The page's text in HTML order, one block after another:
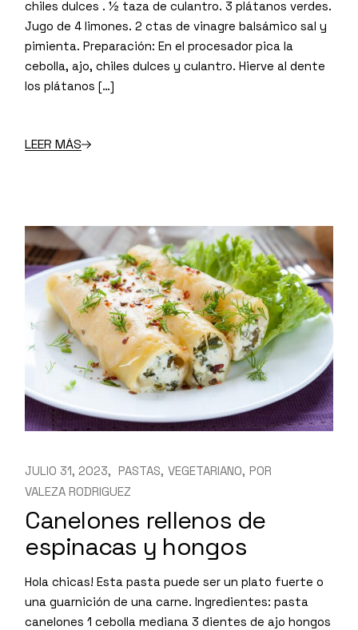
chiles dulces . ½ taza de culantro. 3 plátanos verdes.
Jugo de 4 limones. 2 ctas de vinagre balsámico sal y
pimienta. Preparación: En el procesador pica la
cebolla, ajo, chiles dulces y culantro. Hierve al dente
los plátanos […]
LEER MÁS
JULIO 31, 2023 PASTAS VEGETARIANO POR
VALEZA RODRIGUEZ
Canelones rellenos de
espinacas y hongos
Hola chicas! Esta pasta puede ser un plato fuerte o
una guarnición de una carne. Ingredientes: pasta
canelones 1 cebolla mediana 3 dientes de ajo hongos